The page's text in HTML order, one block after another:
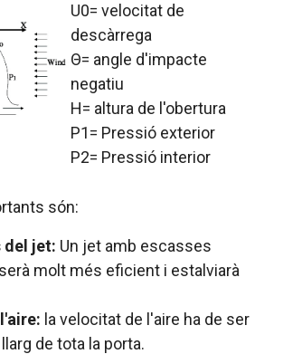
U0= velocitat de
descàrrega
Θ= angle d'impacte
negatiu
H= altura de l'obertura
P1= Pressió exterior
P2= Pressió interior
són:
del jet: Un jet amb escasses
molt més eficient i estalviarà
la velocitat de l'aire ha de ser
de tota la porta.